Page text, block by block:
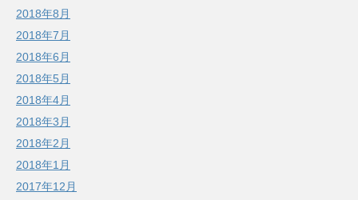
2018年8月
2018年7月
2018年6月
2018年5月
2018年4月
2018年3月
2018年2月
2018年1月
2017年12月